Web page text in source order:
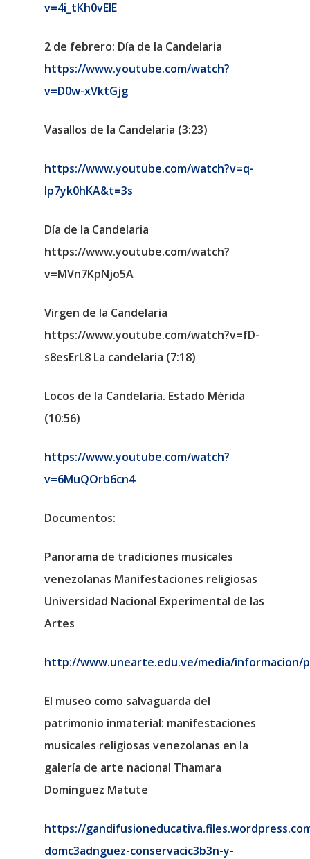
v=4i_tKh0vEIE
2 de febrero: Día de la Candelaria
https://www.youtube.com/watch?
v=D0w-xVktGjg
Vasallos de la Candelaria (3:23)
https://www.youtube.com/watch?v=q-
lp7yk0hKA&t=3s
Día de la Candelaria
https://www.youtube.com/watch?
v=MVn7KpNjo5A
Virgen de la Candelaria
https://www.youtube.com/watch?v=fD-
s8esErL8 La candelaria (7:18)
Locos de la Candelaria. Estado Mérida
(10:56)
https://www.youtube.com/watch?
v=6MuQOrb6cn4
Documentos:
Panorama de tradiciones musicales
venezolanas Manifestaciones religiosas
Universidad Nacional Experimental de las
Artes
http://www.unearte.edu.ve/media/informacion/
El museo como salvaguarda del
patrimonio inmaterial: manifestaciones
musicales religiosas venezolanas en la
galería de arte nacional Thamara
Domínguez Matute
https://
domc3adnguez-conservacic3b3n-y-